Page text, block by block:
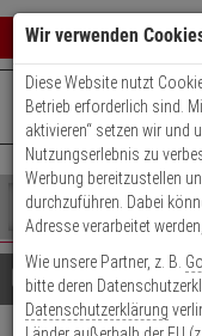
Shop
durchsuchen
Bitte
geben
Sie
mindestens
Es
wurde
noch
Kategorien
+49 (0)821 899 493-0
Details
Wir verwenden
Diese Website nutzt
Betrieb erforderlich sind.
aktivieren“ setzen wir und
Nutzungserlebnis zu
Werbung bereitzustellen
durchzuführen. Dabei
Adresse verarbeitet
Wie unsere Partner, z. B.
bitte deren
Datenschutzerklärung